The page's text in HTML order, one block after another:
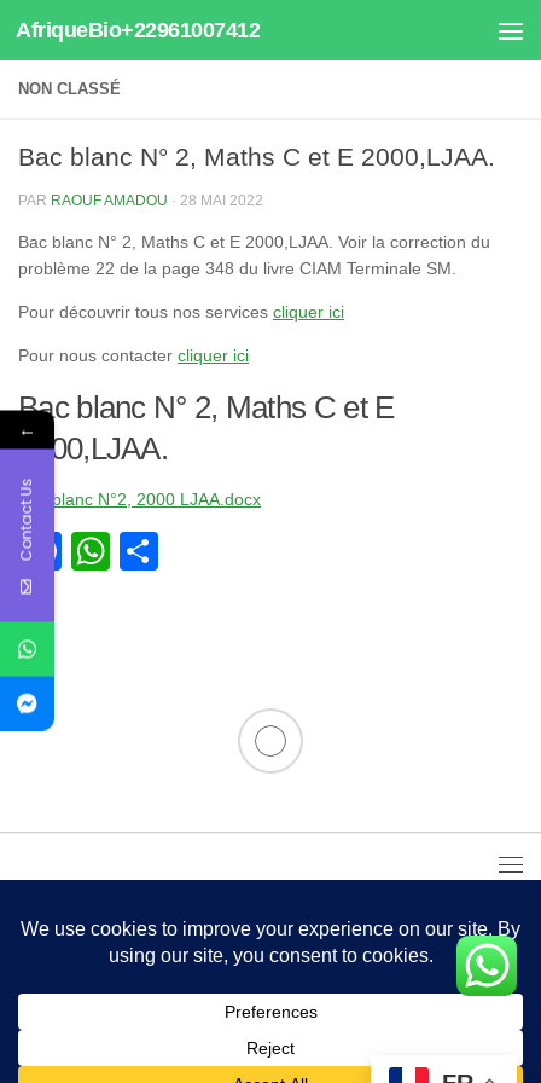
Au dessous du contenu
AfriqueBio+22961007412
NON CLASSÉ
Bac blanc N° 2, Maths C et E 2000,LJAA.
PAR RAOUF AMADOU · 28 MAI 2022
Bac blanc N° 2, Maths C et E 2000,LJAA. Voir la correction du
problème 22 de la page 348 du livre CIAM Terminale SM.
Pour découvrir tous nos services cliquer ici
Pour nous contacter cliquer ici
Bac blanc N° 2, Maths C et E
2000,LJAA.
Bac blanc N°2, 2000 LJAA.docx
Facebook
WhatsApp
←
Contact Us